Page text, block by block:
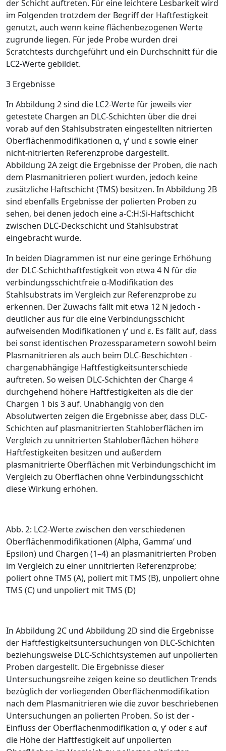
der Schicht auftreten. Für eine leichtere Lesbarkeit wird
im Folgenden trotzdem der Begriff der Haftfestigkeit
genutzt, auch wenn keine flächenbezogenen Werte
zugrunde liegen. Für jede Probe wurden drei
Scratchtests durchgeführt und ein Durchschnitt für die
LC2-Werte gebildet.
3 Ergebnisse
In Abbildung 2sind die LC2-Werte für jeweils vier
getestete Chargen an DLC-Schichten über die drei
vorab auf den Stahlsubstraten eingestellten nitrierten
Oberflächenmodifikationen α, γ‘ und εsowie einer
nicht-nitrierten Referenzprobe dargestellt.
Abbildung 2Azeigt die Ergebnisse der Proben, die nach
dem Plasmanitrieren poliert wurden, jedoch keine
zusätzliche Haftschicht (TMS) besitzen. In Abbildung 2B
sind ebenfalls Ergebnisse der polierten Proben zu
sehen, bei denen jedoch eine a-C:H:Si-Haftschicht
zwischen DLC-Deckschicht und Stahlsubstrat
eingebracht wurde.
In beiden Diagrammen ist nur eine geringe Erhöhung
der DLC-Schichthaftfestigkeit von etwa 4 N für die
verbindungsschichtfreieα-Modifikation des
Stahlsubstrats im Vergleich zur Referenzprobe zu
erkennen. Der Zuwachs fällt mit etwa 12 N jedoch ­
deutlicher aus für die eine Verbindungsschicht
aufweisenden Modifikationen γ‘ und ε. Es fällt auf, dass
bei sonst identischen Prozessparametern sowohl beim
Plasmanitrieren als auch beim DLC-Beschichten ­
chargenabhängige Haftfestigkeitsunterschiede
auftreten. So weisen DLC-Schichten der Charge 4
durchgehend höhere Haftfestigkeiten als die der
Chargen 1 bis 3 auf. Unabhängig von den
Absolutwerten zeigen die Ergebnisse aber, dass DLC-
Schichten auf plasmanitrierten Stahloberflächen im
Vergleich zu unnitrierten Stahloberflächen höhere
Haftfestigkeiten besitzen und außerdem
plasmanitrierte Oberflächen mit Verbindungschicht im
Vergleich zu Oberflächen ohne Verbindungsschicht
diese Wirkung erhöhen.
Abb. 2: LC2-Werte zwischen den verschiedenen
Oberflächenmodifikationen (Alpha, Gamma‘ und
Epsilon) und Chargen (1–4) an plasmanitrierten Proben
im Vergleich zu einer unnitrierten Referenzprobe;
poliert ohne TMS (A), poliert mit TMS (B), unpoliert ohne
TMS (C) und unpoliert mit TMS (D)
In Abbildung 2C und Abbildung 2D sind die Ergebnisse
der Haftfestigkeitsuntersuchungen von DLC-Schichten
beziehungsweise DLC-Schichtsystemen auf unpolierten
Proben dargestellt. Die Ergebnisse dieser
Untersuchungsreihe zeigen keine so deutlichen Trends
bezüglich der vorliegenden Oberflächenmodifikation
nach dem Plasmanitrieren wie die zuvor beschriebenen
Untersuchungen an polierten Proben. So ist der ­
Einfluss der Oberflächenmodifikation α, γ‘ oderεauf
die Höhe der Haftfestigkeit auf unpolierten